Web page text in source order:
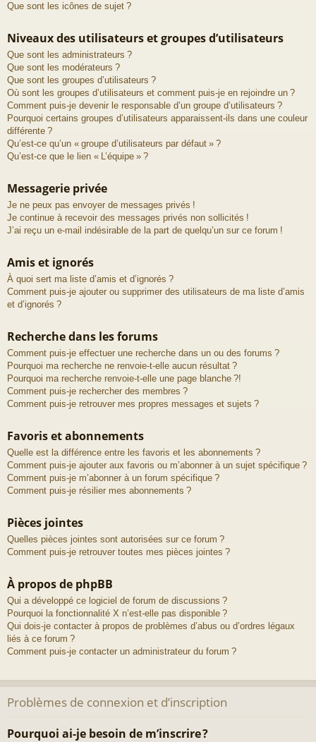
Que sont les icônes de sujet ?
Niveaux des utilisateurs et groupes d’utilisateurs
Que sont les administrateurs ?
Que sont les modérateurs ?
Que sont les groupes d’utilisateurs ?
Où sont les groupes d’utilisateurs et comment puis-je en rejoindre un ?
Comment puis-je devenir le responsable d’un groupe d’utilisateurs ?
Pourquoi certains groupes d’utilisateurs apparaissent-ils dans une couleur
différente ?
Qu’est-ce qu’un « groupe d’utilisateurs par défaut » ?
Qu’est-ce que le lien « L’équipe » ?
Messagerie privée
Je ne peux pas envoyer de messages privés !
Je continue à recevoir des messages privés non sollicités !
J’ai reçu un e-mail indésirable de la part de quelqu’un sur ce forum !
Amis et ignorés
À quoi sert ma liste d’amis et d’ignorés ?
Comment puis-je ajouter ou supprimer des utilisateurs de ma liste d’amis
et d’ignorés ?
Recherche dans les forums
Comment puis-je effectuer une recherche dans un ou des forums ?
Pourquoi ma recherche ne renvoie-t-elle aucun résultat ?
Pourquoi ma recherche renvoie-t-elle une page blanche ?!
Comment puis-je rechercher des membres ?
Comment puis-je retrouver mes propres messages et sujets ?
Favoris et abonnements
Quelle est la différence entre les favoris et les abonnements ?
Comment puis-je ajouter aux favoris ou m’abonner à un sujet spécifique ?
Comment puis-je m’abonner à un forum spécifique ?
Comment puis-je résilier mes abonnements ?
Pièces jointes
Quelles pièces jointes sont autorisées sur ce forum ?
Comment puis-je retrouver toutes mes pièces jointes ?
À propos de phpBB
Qui a développé ce logiciel de forum de discussions ?
Pourquoi la fonctionnalité X n’est-elle pas disponible ?
Qui dois-je contacter à propos de problèmes d’abus ou d’ordres légaux
liés à ce forum ?
Comment puis-je contacter un administrateur du forum ?
Problèmes de connexion et d’inscription
Pourquoi ai-je besoin de m’inscrire ?